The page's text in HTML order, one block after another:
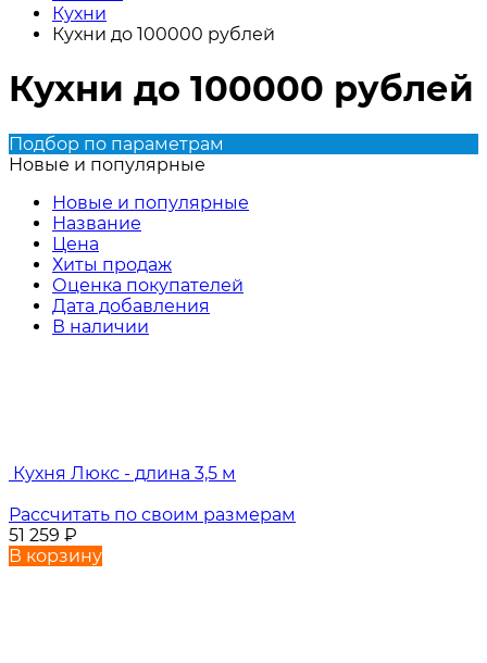
Кухни
Кухни до 100000 рублей
Кухни до 100000 рублей
Подбор по параметрам
Новые и популярные
Новые и популярные
Название
Цена
Хиты продаж
Оценка покупателей
Дата добавления
В наличии
Кухня Люкс - длина 3,5 м
Рассчитать по своим размерам
51 259 ₽
В корзину